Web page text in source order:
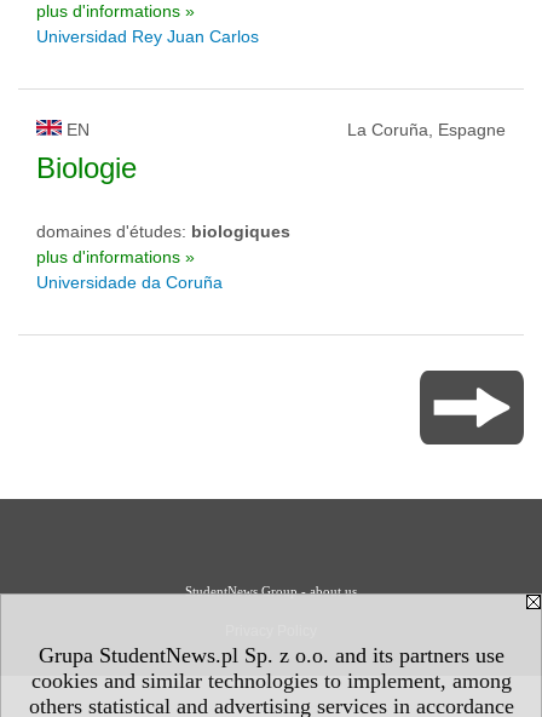
Grupa StudentNews.pl Sp. z o.o. and its partners use
cookies and similar technologies to implement, among
others statistical and advertising services in accordance
plus d'informations »
Universidad Rey Juan Carlos
EN La Coruña, Espagne
Biologie
domaines d'études: biologiques
plus d'informations »
Universidade da Coruña
StudentNews Group - about us